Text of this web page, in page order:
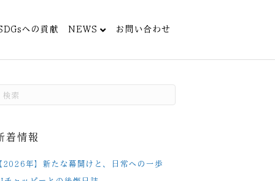
への貢献 NEWS お問い合わせ
着情報
2026年】新たな幕開けと、日常への一歩